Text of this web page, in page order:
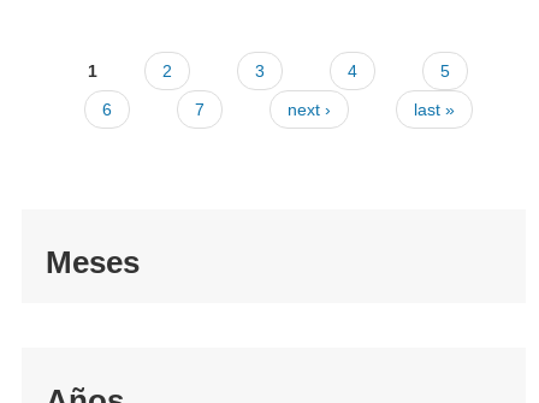
1 2 3 4
5
6
7 next › last »
Meses